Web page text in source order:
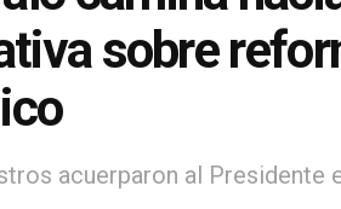
sobre
acuerparon al Presidente